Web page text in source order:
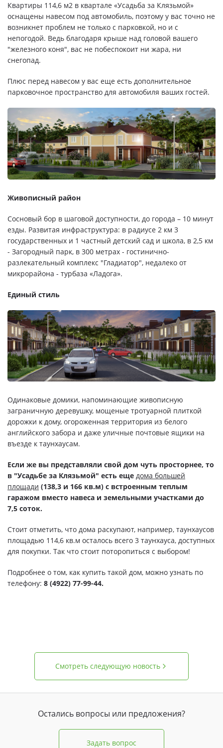
Квартиры 114,6 м2 в квартале «Усадьба за Клязьмой»
оснащены навесом под автомобиль, поэтому у вас точно не
возникнет проблем не только с парковкой, но и с
непогодой. Ведь благодаря крыше над головой вашего
"железного коня", вас не побеспокоит ни жара, ни
снегопад.
Плюс перед навесом у вас еще есть дополнительное
парковочное пространство для автомобиля ваших гостей.
Живописный район
Сосновый бор в шаговой доступности, до города – 10 минут
езды. Развитая инфраструктура: в радиусе 2 км 3
государственных и 1 частный детский сад и школа, в 2,5 км
- Загородный парк, в 300 метрах - гостинично-
разлекательный комплекс "Гладиатор", недалеко от
микрорайона - турбаза «Ладога».
Единый стиль
Одинаковые домики, напоминающие живописную
заграничную деревушку, мощеные тротуарной плиткой
дорожки к дому, огороженная территория из белого
английского забора и даже уличные почтовые ящики на
въезде к таунхаусам.
Если же вы представляли свой дом чуть просторнее, то
в "Усадьбе за Клязьмой" есть еще дома большей
площади (138,3 и 166 кв.м) с встроенным теплым
гаражом вместо навеса и земельными участками до
7,5 соток.
Стоит отметить, что дома раскупают, например, таунхаусов
площадью 114,6 кв.м осталось всего 3 таунхауса, доступных
для покупки. Так что стоит поторопиться с выбором!
Подробнее о том, как купить такой дом, можно узнать по
телефону: 8 (4922) 77-99-44.
Смотреть следующую новость
Остались вопросы или предложения?
Задать вопрос